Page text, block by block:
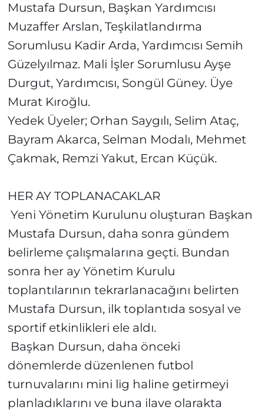
Mustafa Dursun, Başkan Yardımcısı
Muzaffer Arslan, Teşkilatlandırma
Sorumlusu Kadir Arda, Yardımcısı Semih
Güzelyılmaz. Mali İşler Sorumlusu Ayşe
Durgut, Yardımcısı, Songül Güney. Üye
Murat Kıroğlu.
Yedek Üyeler; Orhan Saygılı, Selim Ataç,
Bayram Akarca, Selman Modalı, Mehmet
Çakmak, Remzi Yakut, Ercan Küçük.
HER AY TOPLANACAKLAR
Yeni Yönetim Kurulunu oluşturan Başkan
Mustafa Dursun, daha sonra gündem
belirleme çalışmalarına geçti. Bundan
sonra her ay Yönetim Kurulu
toplantılarının tekrarlanacağını belirten
Mustafa Dursun, ilk toplantıda sosyal ve
sportif etkinlikleri ele aldı.
Başkan Dursun, daha önceki
dönemlerde düzenlenen futbol
turnuvalarını mini lig haline getirmeyi
planladıklarını ve buna ilave olarakta